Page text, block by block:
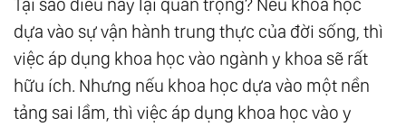
dựa vào sự vận hành trung thực của đời sống, thì
việc áp dụng khoa học vào ngành y khoa sẽ rất
hữu ích. Nhưng nếu khoa học dựa vào một nền
tảng sai lầm, thì việc áp dụng khoa học vào y